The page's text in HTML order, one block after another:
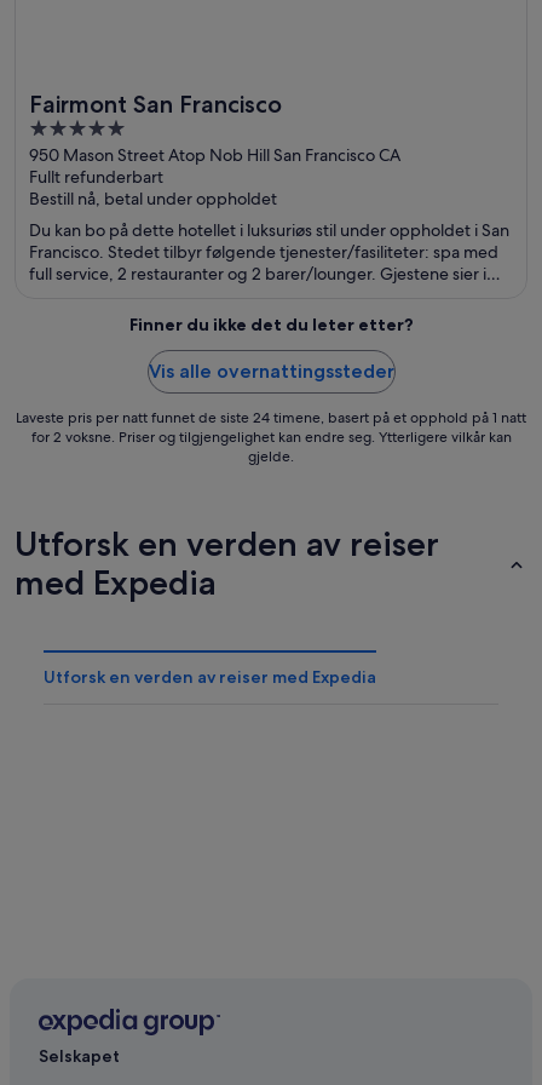
Fairmont San Francisco
5
out
of
5
950 Mason Street Atop Nob Hill San Francisco CA
Fullt refunderbart
Bestill nå, betal under oppholdet
Du kan bo på dette hotellet i luksuriøs stil under oppholdet i San
Francisco. Stedet tilbyr følgende tjenester/fasiliteter: spa med
full service, 2 restauranter og 2 barer/lounger. Gjestene sier i
betjeningen. Populære severdigheter som Lombard Street og
Finner du ikke det du leter etter?
Vis alle overnattingssteder
Laveste pris per natt funnet de siste 24 timene, basert på et opphold på 1 natt
for 2 voksne. Priser og tilgjengelighet kan endre seg. Ytterligere vilkår kan
gjelde.
Utforsk en verden av reiser
med Expedia
Utforsk en verden av reiser med Expedia
Selskapet